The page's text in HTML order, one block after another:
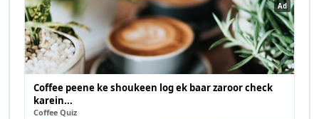
Ad
Coffee peene ke shoukeen log ek baar zaroor check
karein...
Coffee Quiz